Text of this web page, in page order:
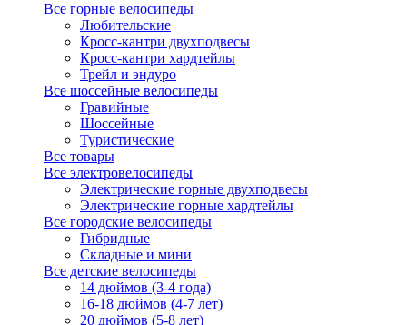
Все горные велосипеды
Любительские
Кросс-кантри двухподвесы
Кросс-кантри хардтейлы
Трейл и эндуро
Все шоссейные велосипеды
Гравийные
Шоссейные
Туристические
Все товары
Все электровелосипеды
Электрические горные двухподвесы
Электрические горные хардтейлы
Все городские велосипеды
Гибридные
Складные и мини
Все детские велосипеды
14 дюймов (3-4 года)
16-18 дюймов (4-7 лет)
20 дюймов (5-8 лет)